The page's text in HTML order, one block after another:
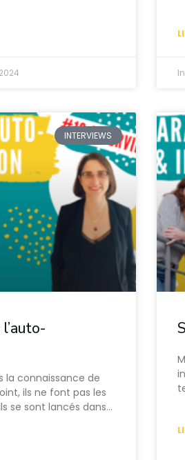
INTERVIEWS
la connaissance de
ils ne font pas les
se sont lancés dans…